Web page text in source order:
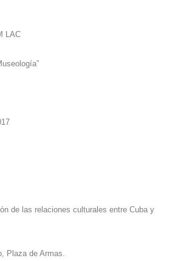
LAC
de las relaciones culturales entre Cuba y
Plaza de Armas.